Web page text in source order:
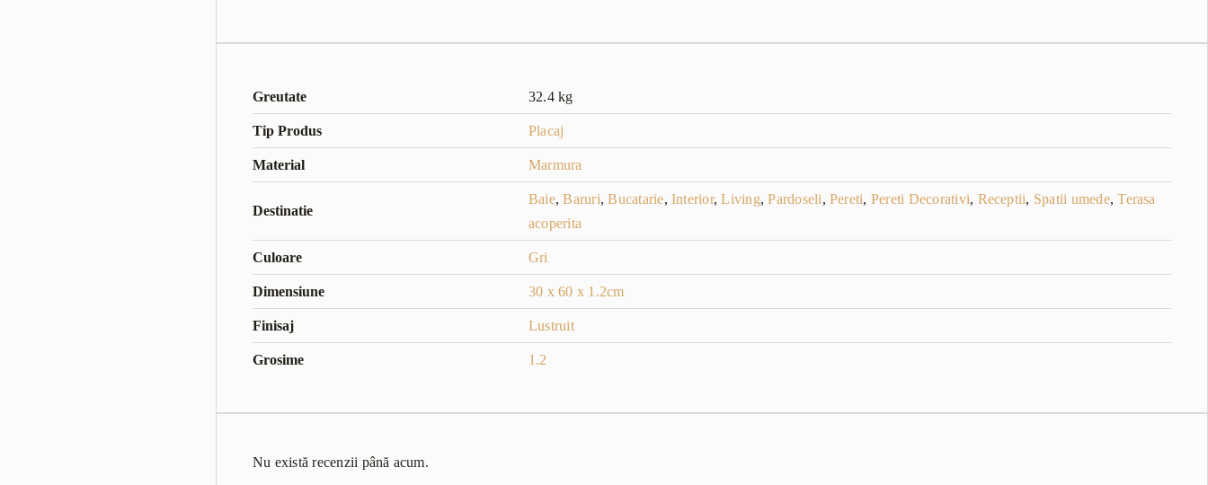
Greutate 32.4 kg
Tip Produs Placaj
Material Marmura
Destinatie
Baie,Baruri,Bucatarie, Interior,Living,Pardoseli, Pereti, Pereti Decorativi, Receptii, Spatii umede,Terasa
acoperita
Culoare Gri
Dimensiune 30 x 60 x 1.2cm
Finisaj Lustruit
Grosime 1.2
Nu există recenzii până acum.